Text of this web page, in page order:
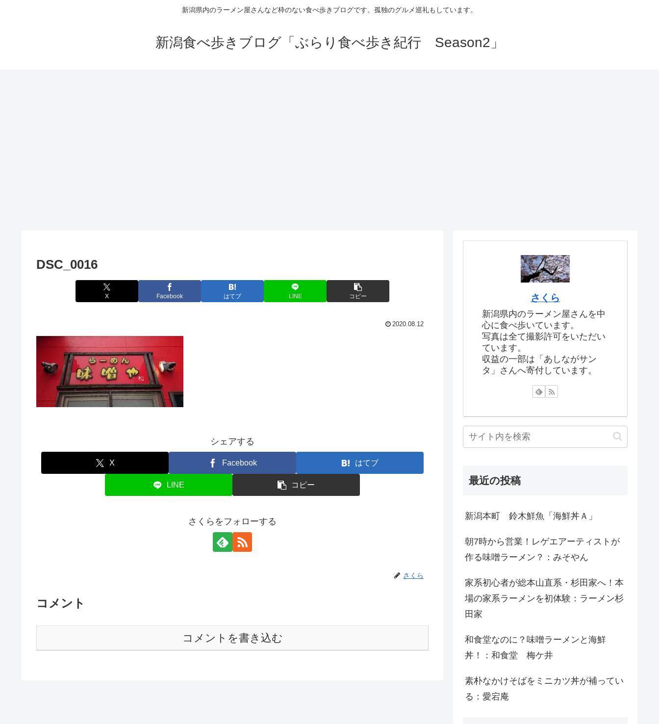
新潟県内のラーメン屋さんなど枠のない食べ歩きブログです。孤独のグルメ巡礼もしています。
新潟食べ歩きブログ「ぶらり食べ歩き紀行 Season2」
DSC_0016
X Facebook はてブ LINE コピー
2020.08.12
シェアする
X Facebook はてブ
LINE コピー
さくらをフォローする
さくら
コメント
コメントを書き込む
さくら
新潟県内のラーメン屋さんを中
心に食べ歩いています。
写真は全て撮影許可をいただい
ています。
収益の一部は「あしながサン
タ」さんへ寄付しています。
最近の投稿
新潟本町 鈴木鮮魚「海鮮丼Ａ」
朝7時から営業！レゲエアーティストが
作る味噌ラーメン？：みそやん
家系初心者が総本山直系・杉田家へ！本
場の家系ラーメンを初体験：ラーメン杉
田家
和食堂なのに？味噌ラーメンと海鮮
丼！：和食堂 梅ケ井
素朴なかけそばをミニカツ丼が補ってい
る：愛宕庵